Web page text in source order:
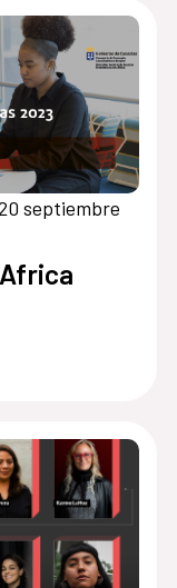
septiembre